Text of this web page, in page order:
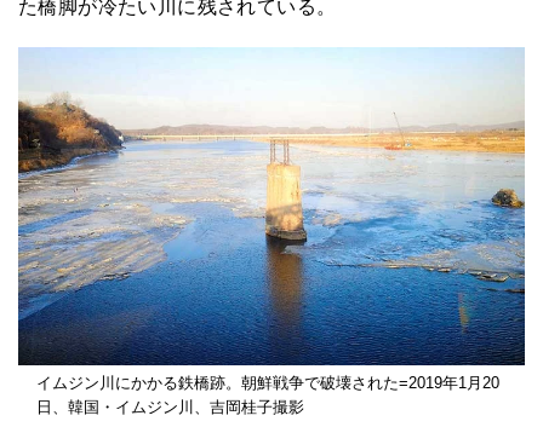
た橋脚が冷たい川に残されている。
イムジン川にかかる鉄橋跡。朝鮮戦争で破壊された=2019年1月20
日、韓国・イムジン川、吉岡桂子撮影